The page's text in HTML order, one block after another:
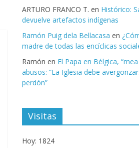
ARTURO FRANCO T. en Histórico:
devuelve artefactos indígenas
Ramón Puig dela Bellacasa en
madre de todas las encíclicas
Ramón en El Papa en Bélgica,
abusos: “La Iglesia debe
perdón”
Visitas
Hoy: 1824